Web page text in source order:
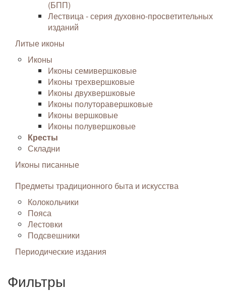
(БПП)
Лествица - серия духовно-просветительных
изданий
Литые иконы
Иконы
Иконы семивершковые
Иконы трехвершковые
Иконы двухвершковые
Иконы полуторавершковые
Иконы вершковые
Иконы полувершковые
Кресты
Складни
Иконы писанные
Предметы традиционного быта и искусства
Колокольчики
Пояса
Лестовки
Подсвешники
Периодические издания
Фильтры